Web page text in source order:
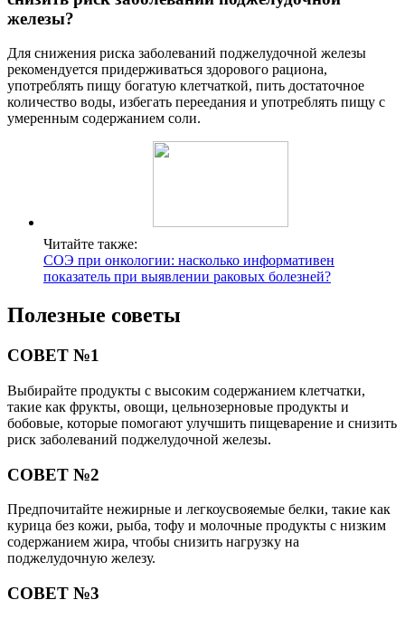
железы?
Для снижения риска заболеваний поджелудочной железы
рекомендуется придерживаться здорового рациона,
употреблять пищу богатую клетчаткой, пить достаточное
количество воды, избегать переедания и употреблять пищу с
умеренным содержанием соли.
Читайте также:
СОЭ при онкологии: насколько информативен
показатель при выявлении раковых болезней?
Полезные советы
СОВЕТ №1
Выбирайте продукты с высоким содержанием клетчатки,
такие как фрукты, овощи, цельнозерновые продукты и
бобовые, которые помогают улучшить пищеварение и снизить
риск заболеваний поджелудочной железы.
СОВЕТ №2
Предпочитайте нежирные и легкоусвояемые белки, такие как
курица без кожи, рыба, тофу и молочные продукты с низким
содержанием жира, чтобы снизить нагрузку на
поджелудочную железу.
СОВЕТ №3